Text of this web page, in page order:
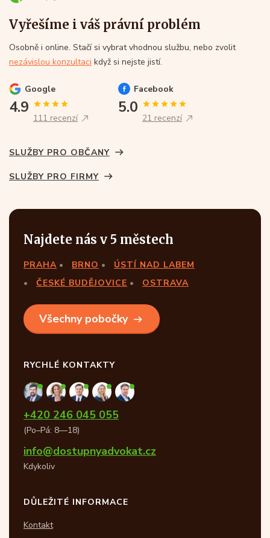
Vyřešíme i váš právní problém
Osobně i online. Stačí si vybrat vhodnou službu, nebo zvolit
nezávislou konzultaci když si nejste jistí.
Google
4.9
111 recenzí
Facebook
5.0
21 recenzí
SLUŽBY PRO OBČANY
SLUŽBY PRO FIRMY
Najdete nás v 5 městech
PRAHA BRNO
ÚSTÍ NAD LABEM
ČESKÉ BUDĚJOVICE
OSTRAVA
Všechny pobočky
RYCHLÉ KONTAKTY
+420 246 045 055
(Po–Pá: 8—18)
info@dostupnyadvokat.cz
Kdykoliv
DŮLEŽITÉ INFORMACE
Kontakt